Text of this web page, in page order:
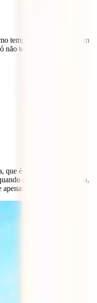
tempo, surpreende-te com
te esqueças de levar
é espectacular, mas
está muito frio lá fora,
14 euros.